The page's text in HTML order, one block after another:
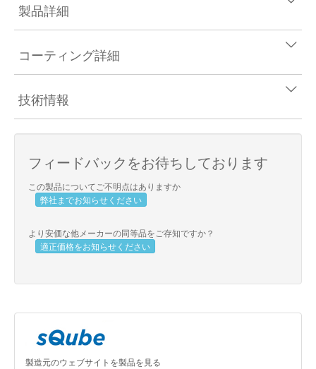
製品詳細
コーティング詳細
技術情報
フィードバックをお待ちしております
この製品についてご不明点はありますか
弊社までお知らせください
より安価な他メーカーの同等品をご存知ですか？
適正価格をお知らせください
製造元のウェブサイトを製品を見る